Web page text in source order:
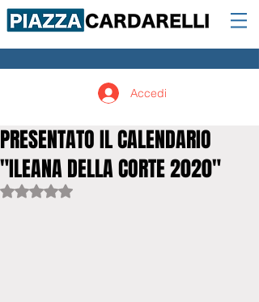
Accedi
PRESENTATO IL CALENDARIO
"ILEANA DELLA CORTE 2020"
Valutazione NaN stelle su 5.